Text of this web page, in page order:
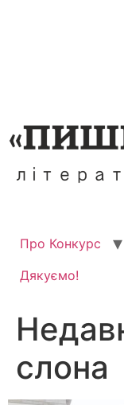
Про Конкурс
Дякуємо!
слона